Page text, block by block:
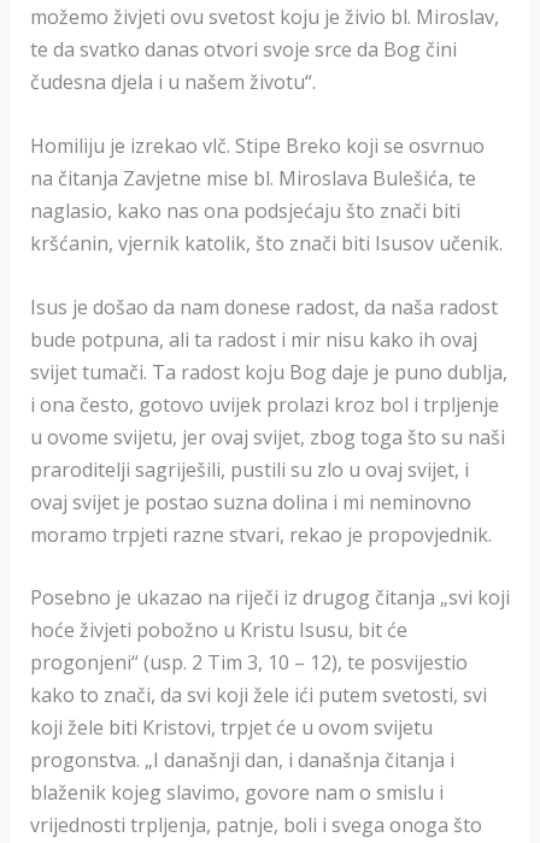
možemo živjeti ovu svetost koju je živio bl. Miroslav,
te da svatko danas otvori svoje srce da Bog čini
čudesna djela i u našem životu“.
Homiliju je izrekao vlč. Stipe Breko koji se osvrnuo
na čitanja Zavjetne mise bl. Miroslava Bulešića, te
naglasio, kako nas ona podsjećaju što znači biti
kršćanin, vjernik katolik, što znači biti Isusov učenik.
Isus je došao da nam donese radost, da naša radost
bude potpuna, ali ta radost i mir nisu kako ih ovaj
svijet tumači. Ta radost koju Bog daje je puno dublja,
i ona često, gotovo uvijek prolazi kroz bol i trpljenje
u ovome svijetu, jer ovaj svijet, zbog toga što su naši
praroditelji sagriješili, pustili su zlo u ovaj svijet, i
ovaj svijet je postao suzna dolina i mi neminovno
moramo trpjeti razne stvari, rekao je propovjednik.
Posebno je ukazao na riječi iz drugog čitanja „svi koji
hoće živjeti pobožno u Kristu Isusu, bit će
progonjeni“ (usp. 2 Tim 3, 10 – 12), te posvijestio
kako to znači, da svi koji žele ići putem svetosti, svi
koji žele biti Kristovi, trpjet će u ovom svijetu
progonstva. „I današnji dan, i današnja čitanja i
blaženik kojeg slavimo, govore nam o smislu i
vrijednosti trpljenja, patnje, boli i svega onoga što